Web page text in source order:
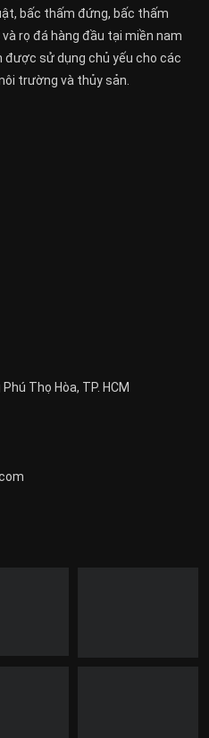
bấc thấm đứng, bấc thấm
rọ đá hàng đầu tại miền nam
được sử dụng chủ yếu cho các
trường và thủy sản.
Thọ Hòa, TP. HCM